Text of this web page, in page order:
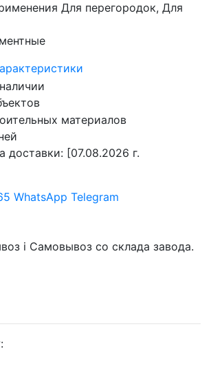
Для перегородок, Для
доставки: [07.08.2026 г.
WhatsApp Telegram
i Самовывоз со склада завода.